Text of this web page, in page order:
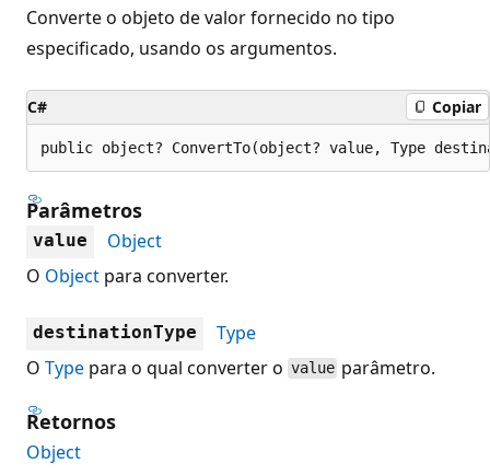
Converte o objeto de valor fornecido no tipo
especificado, usando os argumentos.
C# Copiar
public object? ConvertTo(object? value, Type
Parâmetros
value
Object
O Object para converter.
destinationType
Type
O Type para o qual converter o value parâmetro.
Retornos
Object